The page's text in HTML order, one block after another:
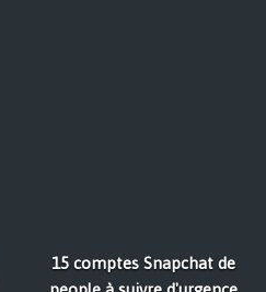
15 comptes Snapchat de